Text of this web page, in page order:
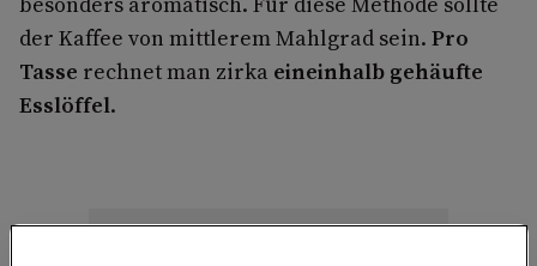
der Kaffee von mittlerem Mahlgrad sein. Pro
Tasse rechnet man zirka eineinhalb gehäufte
Esslöffel.